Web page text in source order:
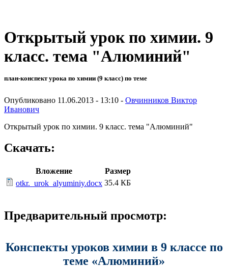
Открытый урок по химии. 9
класс. тема "Алюминий"
план-конспект урока по химии (9 класс) по теме
Опубликовано 11.06.2013 - 13:10 - Овчинников Виктор
Иванович
Открытый урок по химии. 9 класс. тема "Алюминий"
Скачать:
Вложение
Размер
otkr._urok_alyuminiy.docx 35.4 КБ
Предварительный просмотр:
Конспекты уроков химии в 9 классе по
теме «Алюминий»